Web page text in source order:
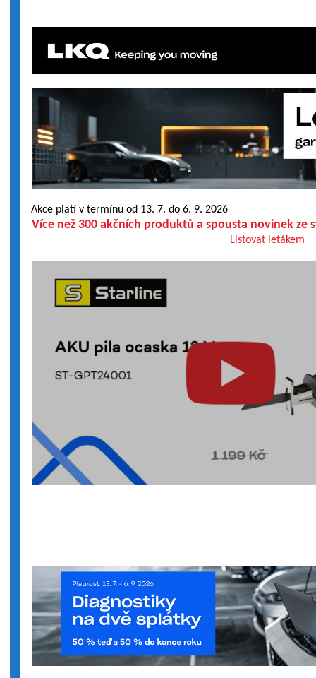
Akce platí v termínu od 13. 7. do 6. 9. 2026
Více než 300 akčních produktů a spousta novinek ze
Listovat letákem